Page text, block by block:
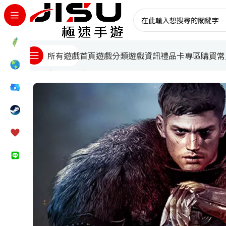
所有遊戲首頁遊戲分類遊戲資訊禮品卡專區購買
首頁